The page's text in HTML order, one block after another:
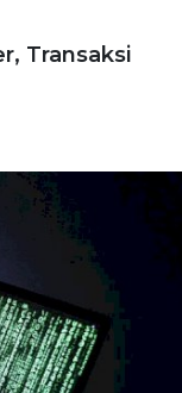
Transaksi